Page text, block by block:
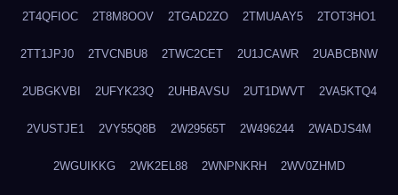
2T4QFIOC 2T8M8OOV 2TGAD2ZO 2TMUAAY5 2TOT3HO1
2TT1JPJ0 2TVCNBU8 2TWC2CET 2U1JCAWR 2UABCBNW
2UBGKVBI 2UFYK23Q 2UHBAVSU 2UT1DWVT 2VA5KTQ4
2VUSTJE1 2VY55Q8B 2W29565T 2W496244 2WADJS4M
2WGUIKKG 2WK2EL88 2WNPNKRH 2WV0ZHMD